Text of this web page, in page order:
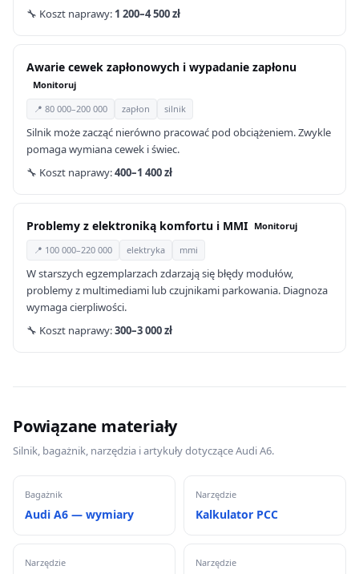
🔧 Koszt naprawy: 1 200–4 500 zł
Awarie cewek zapłonowych i wypadanie zapłonu
Monitoruj
📍 80 000–200 000
zapłon silnik
Silnik może zacząć nierówno pracować pod obciążeniem. Zwykle
pomaga wymiana cewek i świec.
🔧 Koszt naprawy:400–1 400 zł
Problemy z elektroniką komfortu i MMI Monitoruj
📍 100 000–220 000 elektryka mmi
W starszych egzemplarzach zdarzają się błędy modułów,
problemy z multimediami lub czujnikami parkowania. Diagnoza
wymaga cierpliwości.
🔧 Koszt naprawy:300–3 000 zł
Powiązane materiały
Silnik, bagażnik, narzędzia i artykuły dotyczące Audi A6.
Bagażnik
Audi A6 — wymiary
Narzędzie
Kalkulator PCC
Narzędzie Narzędzie